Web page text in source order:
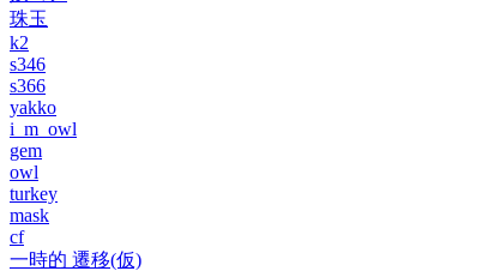
珠玉
k2
s346
s366
yakko
i_m_owl
gem
owl
turkey
mask
cf
一時的 遷移(仮)